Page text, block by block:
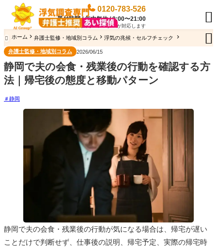
0120-783-526
受付時間 / 年中無休 / 9:00〜21:00
専門のオペレーターが対応します


 ホーム 弁護士監修・地域別コラム 浮気の兆候・セルフチェック
弁護士監修・地域別コラム 2026/06/15
静岡で夫の会食・残業後の行動を確認する方
法｜帰宅後の態度と移動パターン
静岡
静岡で夫の会食・残業後の行動が気になる場合は、帰宅が遅い
ことだけで判断せず、仕事後の説明、帰宅予定、実際の帰宅時